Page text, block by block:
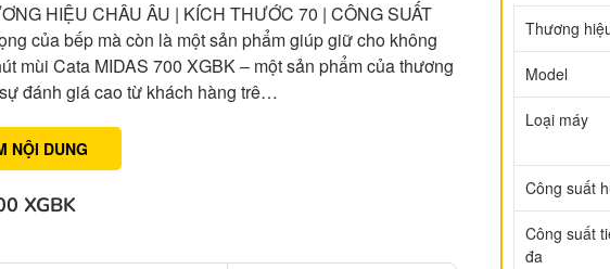
Thương
Model
Loại máy
Công suất
Công suất
đa
HIỆU CHÂU ÂU | KÍCH THƯỚC 70 | CÔNG SUẤT
của bếp mà còn là một sản phẩm giúp giữ cho không
mùi Cata MIDAS 700 XGBK – một sản phẩm của thương
đánh giá cao từ khách hàng trê…
NỘI DUNG
XGBK